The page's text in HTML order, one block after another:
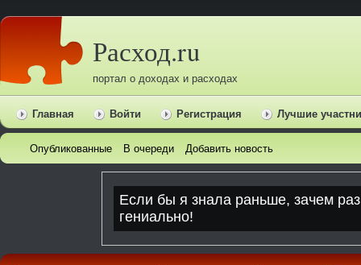
Расход.ru
портал о доходах и расходах
Главная Войти Регистрация Лучшие
Опубликованные В очереди Добавить новость